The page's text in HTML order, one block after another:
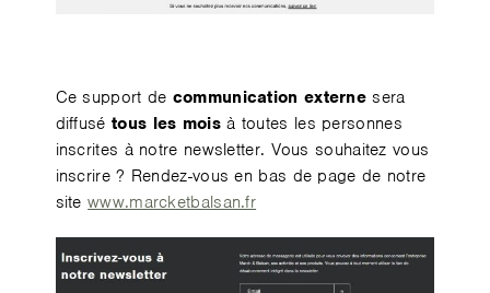
Ce support de communication externe sera
diffusé tous les moisà toutes les personnes
inscrites à notre newsletter. Vous souhaitez vous
inscrire ? Rendez-vous en bas de page de notre
sitewww.marcketbalsan.fr